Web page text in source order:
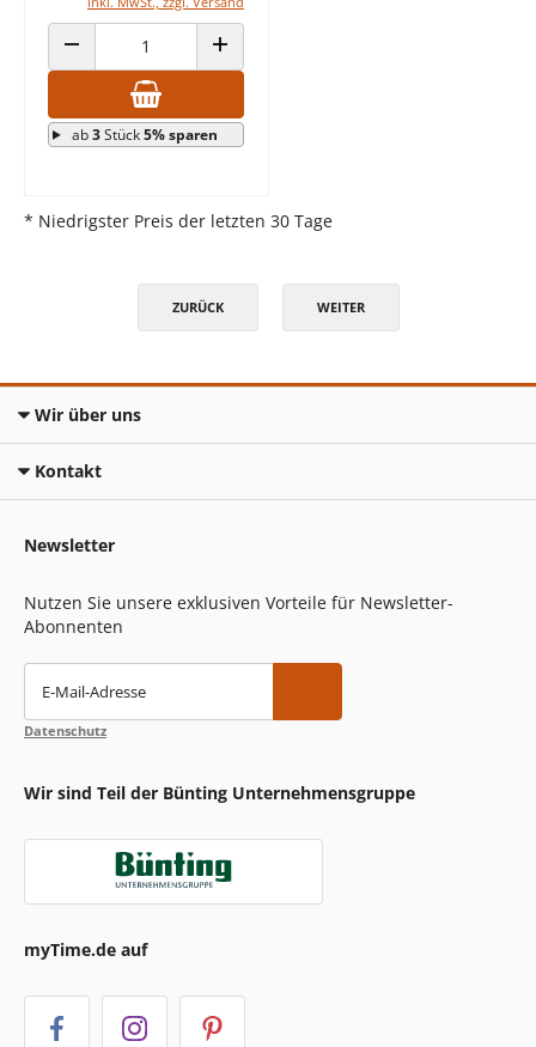
ANZAHL VERRINGERN ANZAHL ERHÖHEN
ab3Stück5% sparen
* Niedrigster Preis der letzten 30 Tage
ZURÜCK WEITER
Wir über uns
Kontakt
Newsletter
Nutzen Sie unsere exklusiven Vorteile für Newsletter-
Abonnenten
E-Mail-Adresse
Datenschutz
Wir sind Teil der Bünting Unternehmensgruppe
myTime.de auf